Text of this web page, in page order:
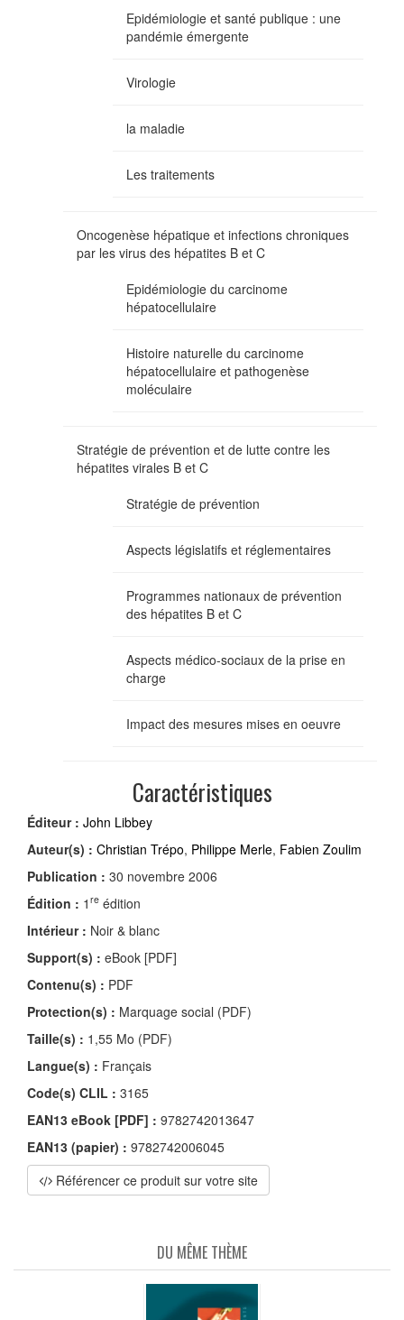
Epidémiologie et santé publique : une
pandémie émergente
Virologie
la maladie
Les traitements
Oncogenèse hépatique et infections chroniques
par les virus des hépatites B et C
Epidémiologie du carcinome
hépatocellulaire
Histoire naturelle du carcinome
hépatocellulaire et pathogenèse
moléculaire
Stratégie de prévention et de lutte contre les
hépatites virales B et C
Stratégie de prévention
Aspects législatifs et réglementaires
Programmes nationaux de prévention
des hépatites B et C
Aspects médico-sociaux de la prise en
charge
Impact des mesures mises en oeuvre
Caractéristiques
Éditeur : John Libbey
Auteur(s) : Christian Trépo, Philippe Merle, Fabien Zoulim
Publication : 30 novembre 2006
Édition : 1 re édition
Intérieur : Noir & blanc
Support(s) : eBook [PDF]
Contenu(s) : PDF
Protection(s) : Marquage social (PDF)
Taille(s) : 1,55 Mo (PDF)
Langue(s) : Français
Code(s) CLIL : 3165
EAN13 eBook [PDF] : 9782742013647
EAN13 (papier) : 9782742006045
Référencer ce produit sur votre site
DU MÊME THÈME